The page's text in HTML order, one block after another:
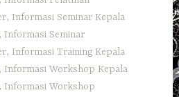
, Informasi Seminar Kepala
, Informasi Seminar
, Informasi Training Kepala
, Informasi Workshop Kepala
, Informasi Workshop